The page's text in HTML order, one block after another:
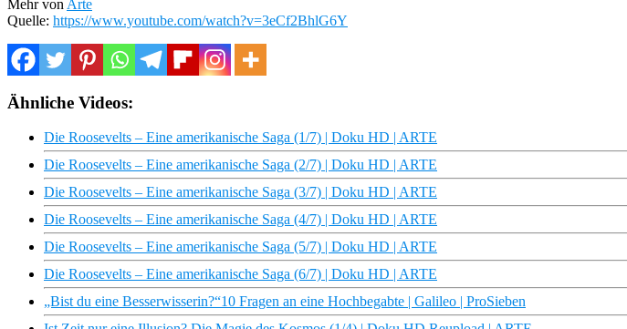
Mehr von Arte
Quelle: https://www.youtube.com/watch?v=3eCf2BhlG6Y
Ähnliche Videos:
Die Roosevelts – Eine amerikanische Saga (1/7) | Doku HD | ARTE
Die Roosevelts – Eine amerikanische Saga (2/7) | Doku HD | ARTE
Die Roosevelts – Eine amerikanische Saga (3/7) | Doku HD | ARTE
Die Roosevelts – Eine amerikanische Saga (4/7) | Doku HD | ARTE
Die Roosevelts – Eine amerikanische Saga (5/7) | Doku HD | ARTE
Die Roosevelts – Eine amerikanische Saga (6/7) | Doku HD | ARTE
„Bist du eine Besserwisserin?“10 Fragen an eine Hochbegabte | Galileo | ProSieben